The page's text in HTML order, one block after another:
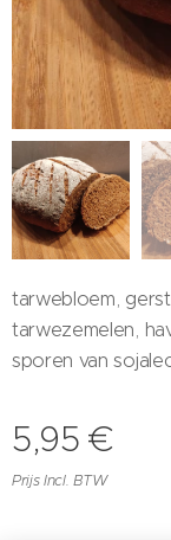
tarwebloem,
tarwezemelen,
sporen van
5,95 €
Prijs Incl. BTW